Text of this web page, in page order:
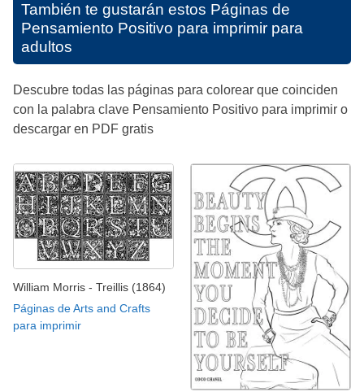
También te gustarán estos Páginas de
Pensamiento Positivo para imprimir para
adultos
Descubre todas las páginas para colorear que coinciden
con la palabra clave Pensamiento Positivo para imprimir o
descargar en PDF gratis
William Morris - Treillis (1864)
Páginas de Arts and Crafts
para imprimir